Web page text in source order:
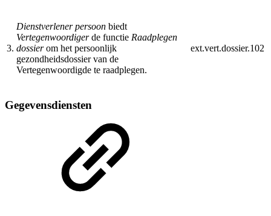
3.
Dienstverlener persoon biedt
Vertegenwoordigerde functie Raadplegen
dossierom het persoonlijk
gezondheidsdossier van de
Vertegenwoordigde te raadplegen.
ext.vert.dossier.102
Gegevensdiensten